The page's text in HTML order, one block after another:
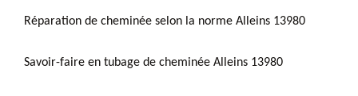
Réparation de cheminée selon la norme Alleins 13980
Savoir-faire en tubage de cheminée Alleins 13980